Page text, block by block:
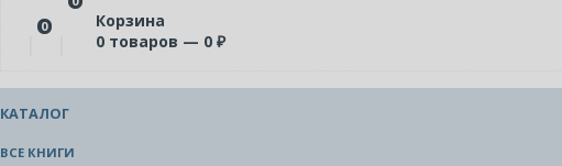
0
Корзина
0 товаров — 0 ₽
КАТАЛОГ
ВСЕ КНИГИ